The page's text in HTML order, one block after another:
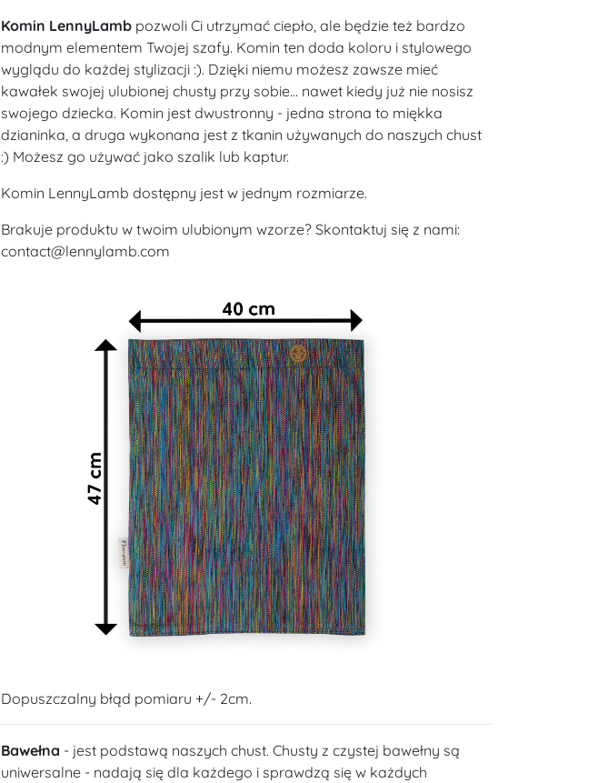
Komin LennyLamb pozwoli Ci utrzymać ciepło, ale będzie też bardzo
modnym elementem Twojej szafy. Komin ten doda koloru i stylowego
wyglądu do każdej stylizacji :). Dzięki niemu możesz zawsze mieć
kawałek swojej ulubionej chusty przy sobie... nawet kiedy już nie nosisz
swojego dziecka. Komin jest dwustronny - jedna strona to miękka
dzianinka, a druga wykonana jest z tkanin używanych do naszych chust
:) Możesz go używać jako szalik lub kaptur.
Komin LennyLamb dostępny jest w jednym rozmiarze.
Brakuje produktu w twoim ulubionym wzorze? Skontaktuj się z nami:
contact@lennylamb.com
Dopuszczalny błąd pomiaru +/- 2cm.
Bawełna - jest podstawą naszych chust. Chusty z czystej bawełny są
uniwersalne - nadają się dla każdego i sprawdzą się w każdych